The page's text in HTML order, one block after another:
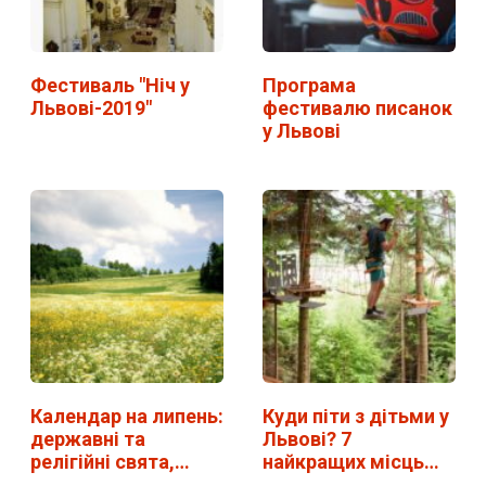
Фестиваль "Ніч у
Львові-2019"
Програма
фестивалю писанок
у Львові
Календар на липень:
державні та
релігійні свята,…
Куди піти з дітьми у
Львові? 7
найкращих місць